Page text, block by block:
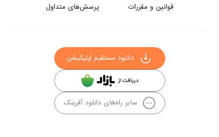
قوانین و مقررات پرسش‌های متداول
دانلود مستقیم اپلیکیشن
سایر راه‌های دانلود آفرینک